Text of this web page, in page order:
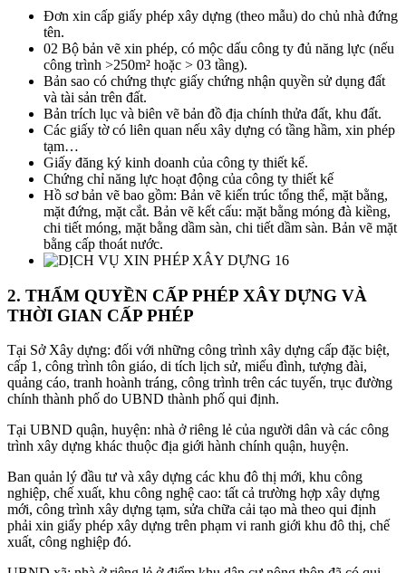
Đơn xin cấp giấy phép xây dựng (theo mẫu) do chủ nhà đứng
tên.
02 Bộ bản vẽ xin phép, có mộc dấu công ty đủ năng lực (nếu
công trình >250m² hoặc > 03 tầng).
Bản sao có chứng thực giấy chứng nhận quyền sử dụng đất
và tài sản trên đất.
Bản trích lục và biên vẽ bản đồ địa chính thửa đất, khu đất.
Các giấy tờ có liên quan nếu xây dựng có tầng hầm, xin phép
tạm…
Giấy đăng ký kinh doanh của công ty thiết kế.
Chứng chỉ năng lực hoạt động của công ty thiết kế
Hồ sơ bản vẽ bao gồm: Bản vẽ kiến trúc tổng thể, mặt bằng,
mặt đứng, mặt cắt. Bản vẽ kết cấu: mặt bằng móng đà kiềng,
chi tiết móng, mặt bằng dầm sàn, chi tiết dầm sàn. Bản vẽ mặt
bằng cấp thoát nước.
2. THẨM QUYỀN CẤP PHÉP XÂY DỰNG VÀ
THỜI GIAN CẤP PHÉP
Tại Sở Xây dựng: đối với những công trình xây dựng cấp đặc biệt,
cấp 1, công trình tôn giáo, di tích lịch sử, miếu đình, tượng đài,
quảng cáo, tranh hoành tráng, công trình trên các tuyến, trục đường
chính thành phố do UBND thành phố qui định.
Tại UBND quận, huyện: nhà ở riêng lẻ của người dân và các công
trình xây dựng khác thuộc địa giới hành chính quận, huyện.
Ban quản lý đầu tư và xây dựng các khu đô thị mới, khu công
nghiệp, chế xuất, khu công nghệ cao: tất cả trường hợp xây dựng
mới, công trình xây dựng tạm, sửa chữa cải tạo mà theo qui định
phải xin giấy phép xây dựng trên phạm vi ranh giới khu đô thị, chế
xuất, công nghiệp đó.